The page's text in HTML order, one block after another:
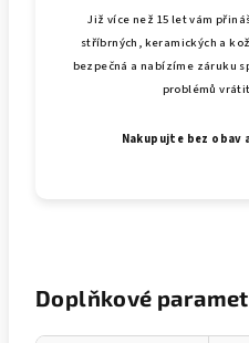
Již více než 15 let vám
stříbrných, keramických a
bezpečná a nabízíme záruku
problémů
Nakupujte bez obav
Doplňkové